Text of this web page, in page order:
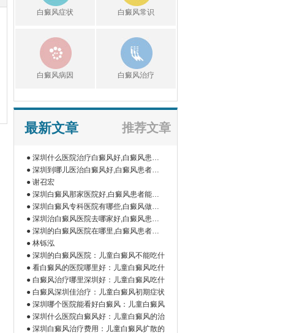
白癜风症状 白癜风常识
白癜风病因 白癜风治疗
最新文章 推荐文章
● 深圳什么医院治疗白癜风好,白癜风患者
如
● 深圳到哪儿医治白癜风好,白癜风患者为
什● 谢召宏
● 深圳白癜风那家医院好,白癜风患者能吃
橘
● 深圳白癜风专科医院有哪些,白癜风做伍
德
● 深圳治白癜风医院去哪家好,白癜风患者
为
● 深圳的白癜风医院在哪里,白癜风患者做
微● 林铄泓
● 深圳的白癜风医院：儿童白癜风不能吃什
● 看白癜风的医院哪里好：儿童白癜风吃什
● 白癜风治疗哪里深圳好：儿童白癜风吃什
● 白癜风深圳佳治疗：儿童白癜风初期症状
● 深圳哪个医院能看好白癜风：儿童白癜风
● 深圳什么医院白癜风好：儿童白癜风的治
● 深圳白癜风治疗费用：儿童白癜风扩散的